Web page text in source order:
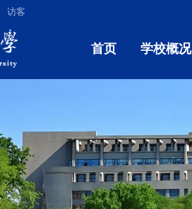
访客
首页 学校概况